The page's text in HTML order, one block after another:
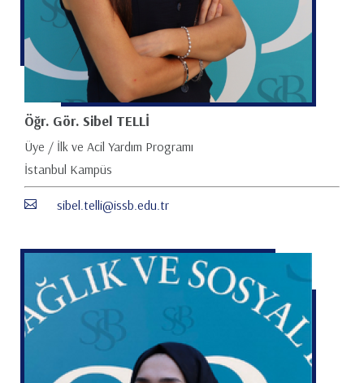
Öğr. Gör. Sibel TELLİ
Üye / İlk ve Acil Yardım Programı
İstanbul Kampüs
sibel.telli@issb.edu.tr